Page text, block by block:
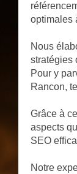
optimales
Nous
stratégies
Pour y
Rancon,
Grâce à
aspects
SEO
Notre